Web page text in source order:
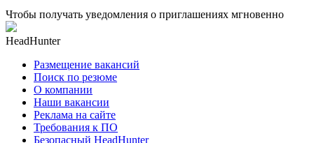
Чтобы получать уведомления о приглашениях мгновенно
HeadHunter
Размещение вакансий
Поиск по резюме
О компании
Наши вакансии
Реклама на сайте
Требования к ПО
Безопасный HeadHunter